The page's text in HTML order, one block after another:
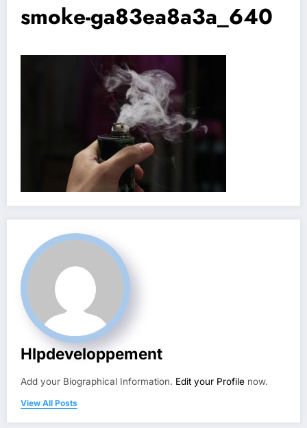
smoke-ga83ea8a3a_640
Hlpdeveloppement
Add your Biographical Information. Edit your Profile now.
View All Posts